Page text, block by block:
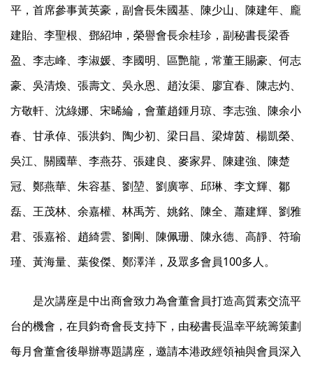
平，首席參事黃英豪，副會長朱國基、陳少山、陳建年、龐
建貽、李聖根、鄧紹坤，榮譽會長余桂珍，副秘書長梁香
盈、李志峰、李淑媛、李國明、區艷龍，常董王賜豪、何志
豪、吳清煥、張壽文、吳永恩、趙汝渠、廖宜春、陳志灼、
方敬軒、沈綠娜、宋晞綸，會董趙鍾月琼、李志強、陳余小
春、甘承倬、張洪鈞、陶少初、梁日昌、梁煒茵、楊凱榮、
吳江、關國華、李燕芬、張建良、麥家昇、陳建強、陳楚
冠、鄭燕華、朱容基、劉堃、劉廣寧、邱琳、李文輝、鄒
磊、王茂林、余嘉權、林禹芳、姚銘、陳全、蕭建輝、劉雅
君、張嘉裕、趙綺雲、劉剛、陳佩珊、陳永德、高靜、符瑜
瑾、黃海量、葉俊傑、鄭澤洋，及眾多會員100多人。
是次講座是中出商會致力為會董會員打造高質素交流平
台的機會，在貝鈞奇會長支持下，由秘書長温幸平統籌策劃
每月會董會後舉辦專題講座，邀請本港政經領袖與會員深入